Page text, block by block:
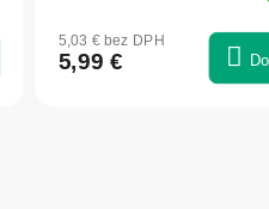
5,03 € bez DPH
5,99 €